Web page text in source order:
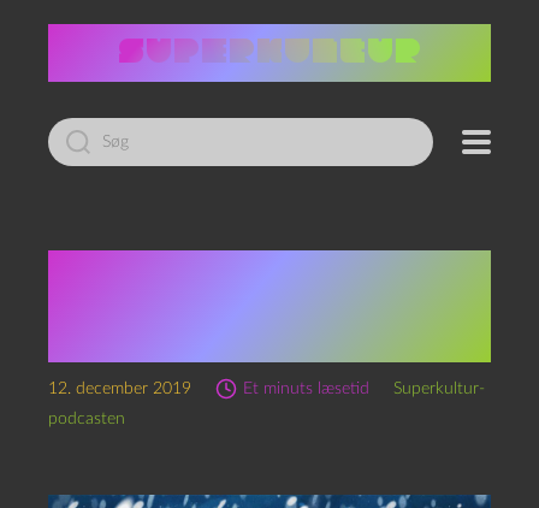
Led
efter:
12. december 2019 Et minuts læsetid
Superkultur-
podcasten